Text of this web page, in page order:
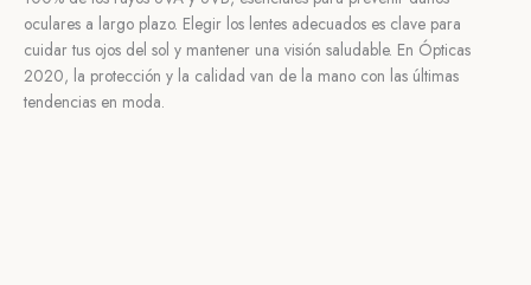
oculares a largo plazo. Elegir los lentes adecuados es clave para
cuidar tus ojos del sol y mantener una visión saludable. En Ópticas
2020, la protección y la calidad van de la mano con las últimas
tendencias en moda.